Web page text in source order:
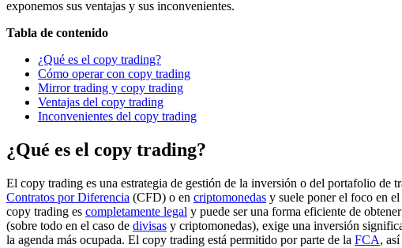
exponemos sus ventajas y sus inconvenientes.
Tabla de contenido
¿Qué es el copy trading?
Cómo operar con copy trading
Mirror trading y copy trading
Ventajas del copy trading
Inconvenientes del copy trading
¿Qué es el copy trading?
El copy trading es una estrategia de gestión de la inversión o del portafolio
Contratos por Diferencia (CFD) o en criptomonedas y suele poner el foco en
copy trading es completamente legal y puede ser una forma eficiente de
(sobre todo en el caso de divisas y criptomonedas), exige una inversión
la agenda más ocupada. El copy trading está permitido por parte de la FCA,